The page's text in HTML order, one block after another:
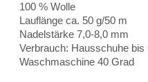
100 % Wolle
Lauflänge ca. 50 g/50 m
Nadelstärke 7,0-8,0 mm
Verbrauch: Hausschuhe bis
Waschmaschine 40 Grad